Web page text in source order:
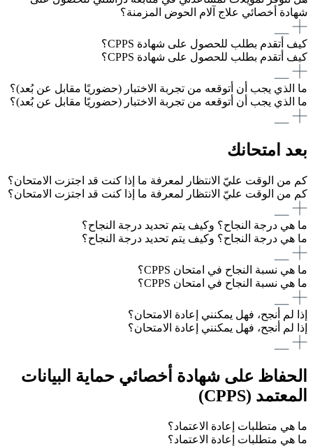
شهادة أخصائي علاج آلام الحوض المزمنة؟
كيف أتقدم بطلب للحصول على شهادة CPPS؟
كيف أتقدم بطلب للحصول على شهادة CPPS؟
ما الذي يجب أن أتوقعه من تجربة الاختبار (حضوريًا مقابل عن بُعد)؟
ما الذي يجب أن أتوقعه من تجربة الاختبار (حضوريًا مقابل عن بُعد)؟
بعد امتحانك
كم من الوقت عليّ الانتظار لمعرفة ما إذا كنت قد اجتزت الامتحان؟
كم من الوقت عليّ الانتظار لمعرفة ما إذا كنت قد اجتزت الامتحان؟
ما هي درجة النجاح؟ وكيف يتم تحديد درجة النجاح؟
ما هي درجة النجاح؟ وكيف يتم تحديد درجة النجاح؟
ما هي نسبة النجاح في امتحان CPPS؟
ما هي نسبة النجاح في امتحان CPPS؟
إذا لم أنجح، فهل يمكنني إعادة الامتحان؟
إذا لم أنجح، فهل يمكنني إعادة الامتحان؟
الحفاظ على شهادة أخصائي حماية البيانات
المعتمد (CPPS)
ما هي متطلبات إعادة الاعتماد؟
ما هي متطلبات إعادة الاعتماد؟